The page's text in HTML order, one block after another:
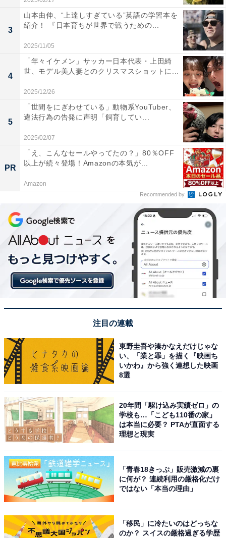
3
山本由伸、“上達しすぎている”英語の学習本を
紹介！ 『日本育ちが世界で戦うための...
2025/11/05
4
「年々イケメン」サッカー日本代表・上田綺
世、モデル美人妻とのクリスマスショットに...
2025/12/26
5
「世間をにぎわせている」動物系YouTuber、
違法行為の告発に声明「飼育してい...
2025/02/07
PR
「え、こんなセールやってたの？」80％OFF
以上が続々登場！Amazonの本気が...
Amazon
Recommended by
注目の連載
東野圭吾や湊かなえだけじゃな
い、「業と罪」を描く『映画ち
いかわ』から強く連想した映画
8選
20年間「駆け込み実績ゼロ」の
学校も…「こども110番の家」
は本当に必要？ PTAが直面する
理想と現実
「青春18きっぷ」販売激減の裏
に何が？ 連続利用の厳格化だけ
ではない「本当の理由」
「移民」に冷たいのはどっちな
のか？ スイスの厳格過ぎる学歴